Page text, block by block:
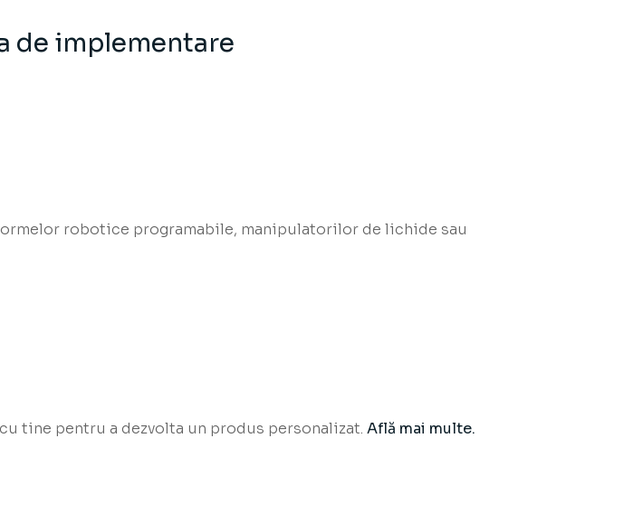
de implementare
robotice programabile, manipulatorilor de lichide sau
tine pentru a dezvolta un produs personalizat. Află mai multe.